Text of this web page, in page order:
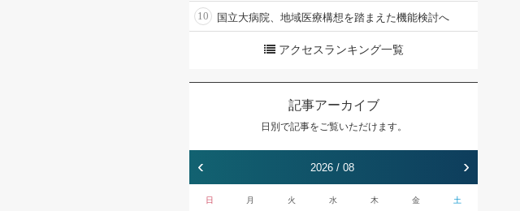
10 国立大病院、地域医療構想を踏まえた機能検討へ
アクセスランキング一覧
記事アーカイブ
日別で記事をご覧いただけます。
‹ 2026 / 08 ›
日 月 火 水 木 金 土